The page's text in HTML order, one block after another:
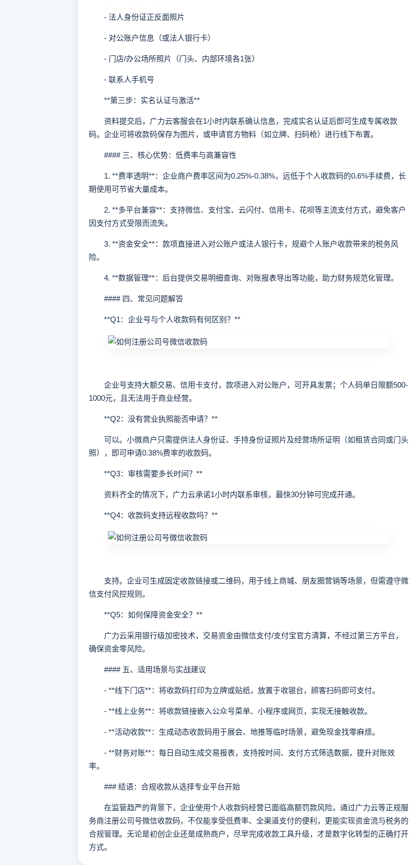
- 法人身份证正反面照片
- 对公账户信息（或法人银行卡）
- 门店/办公场所照片（门头、内部环境各1张）
- 联系人手机号
**第三步：实名认证与激活**
资料提交后，广力云客服会在1小时内联系确认信息，完成实名认证后即可生成专属收款
码。企业可将收款码保存为图片，或申请官方物料（如立牌、扫码枪）进行线下布置。
#### 三、核心优势：低费率与高兼容性
1. **费率透明**：企业商户费率区间为0.25%-0.38%，远低于个人收款码的0.6%手续费，长
期使用可节省大量成本。
2. **多平台兼容**：支持微信、支付宝、云闪付、信用卡、花呗等主流支付方式，避免客户
因支付方式受限而流失。
3. **资金安全**：款项直接进入对公账户或法人银行卡，规避个人账户收款带来的税务风
险。
4. **数据管理**：后台提供交易明细查询、对账报表导出等功能，助力财务规范化管理。
#### 四、常见问题解答
**Q1：企业号与个人收款码有何区别？**
企业号支持大额交易、信用卡支付，款项进入对公账户，可开具发票；个人码单日限额500-
1000元，且无法用于商业经营。
**Q2：没有营业执照能否申请？**
可以。小微商户只需提供法人身份证、手持身份证照片及经营场所证明（如租赁合同或门头
照），即可申请0.38%费率的收款码。
**Q3：审核需要多长时间？**
资料齐全的情况下，广力云承诺1小时内联系审核，最快30分钟可完成开通。
**Q4：收款码支持远程收款吗？**
支持。企业可生成固定收款链接或二维码，用于线上商城、朋友圈营销等场景，但需遵守微
信支付风控规则。
**Q5：如何保障资金安全？**
广力云采用银行级加密技术，交易资金由微信支付/支付宝官方清算，不经过第三方平台，
确保资金零风险。
#### 五、适用场景与实战建议
- **线下门店**：将收款码打印为立牌或贴纸，放置于收银台，顾客扫码即可支付。
- **线上业务**：将收款链接嵌入公众号菜单、小程序或网页，实现无接触收款。
- **活动收款**：生成动态收款码用于展会、地推等临时场景，避免现金找零麻烦。
- **财务对账**：每日自动生成交易报表，支持按时间、支付方式筛选数据，提升对账效
率。
### 结语：合规收款从选择专业平台开始
在监管趋严的背景下，企业使用个人收款码经营已面临高额罚款风险。通过广力云等正规服
务商注册公司号微信收款码，不仅能享受低费率、全渠道支付的便利，更能实现资金流与税务的
合规管理。无论是初创企业还是成熟商户，尽早完成收款工具升级，才是数字化转型的正确打开
方式。